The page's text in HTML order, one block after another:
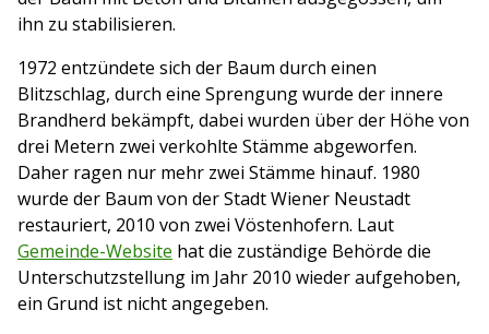
ihn zu stabilisieren.
1972 entzündete sich der Baum durch einen
Blitzschlag, durch eine Sprengung wurde der innere
Brandherd bekämpft, dabei wurden über der Höhe von
drei Metern zwei verkohlte Stämme abgeworfen.
Daher ragen nur mehr zwei Stämme hinauf. 1980
wurde der Baum von der Stadt Wiener Neustadt
restauriert, 2010 von zwei Vöstenhofern. Laut
Gemeinde-Website hat die zuständige Behörde die
Unterschutzstellung im Jahr 2010 wieder aufgehoben,
ein Grund ist nicht angegeben.